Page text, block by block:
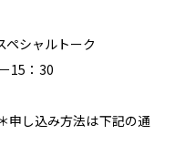
シャルトーク
15：30
申し込み方法は下記の通